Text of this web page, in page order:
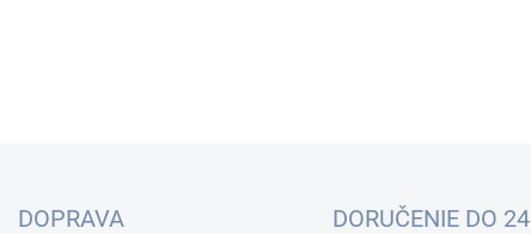
DOPRAVA
DORUČENIE DO 24